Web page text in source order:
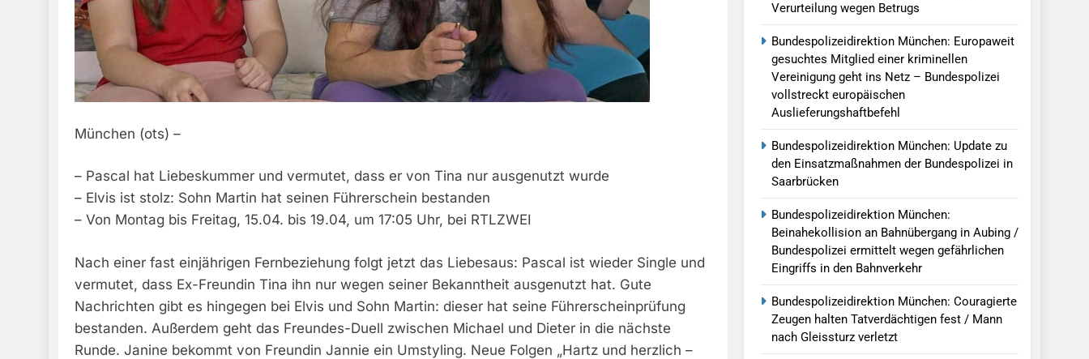
München (ots) –
– Pascal hat Liebeskummer und vermutet, dass er von Tina nur ausgenutzt wurde
– Elvis ist stolz: Sohn Martin hat seinen Führerschein bestanden
– Von Montag bis Freitag, 15.04. bis 19.04, um 17:05 Uhr, bei RTLZWEI
Nach einer fast einjährigen Fernbeziehung folgt jetzt das Liebesaus: Pascal ist wieder Single und
vermutet, dass Ex-Freundin Tina ihn nur wegen seiner Bekanntheit ausgenutzt hat. Gute
Nachrichten gibt es hingegen bei Elvis und Sohn Martin: dieser hat seine Führerscheinprüfung
bestanden. Außerdem geht das Freundes-Duell zwischen Michael und Dieter in die nächste
Runde. Janine bekommt von Freundin Jannie ein Umstyling. Neue Folgen „Hartz und herzlich –
Verurteilung wegen Betrugs
Bundespolizeidirektion München: Europaweit
gesuchtes Mitglied einer kriminellen
Vereinigung geht ins Netz – Bundespolizei
vollstreckt europäischen
Auslieferungshaftbefehl
Bundespolizeidirektion München: Update zu
den Einsatzmaßnahmen der Bundespolizei in
Saarbrücken
Bundespolizeidirektion München:
Beinahekollision an Bahnübergang in Aubing /
Bundespolizei ermittelt wegen gefährlichen
Eingriffs in den Bahnverkehr
Bundespolizeidirektion München: Couragierte
Zeugen halten Tatverdächtigen fest / Mann
nach Gleissturz verletzt